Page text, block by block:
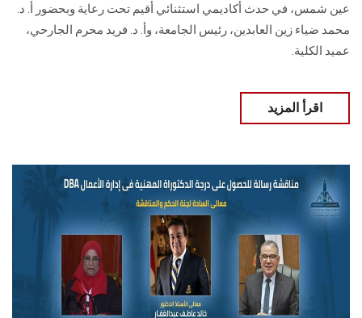
عين شمس، في حدث أكاديمي استثنائي أقيم تحت رعاية وبحضور أ. د.
محمد ضياء زين العابدين، رئيس الجامعة، وأ. د. فريد محرم الجارحي،
عميد الكلية.
اقرأ المزيد